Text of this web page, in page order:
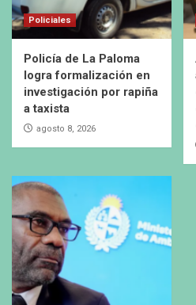
Policiales
Policía de La Paloma
logra formalización en
investigación por rapiña
a taxista
agosto 8, 2026